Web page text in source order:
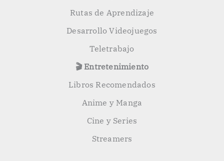
Rutas de Aprendizaje
Desarrollo Videojuegos
Teletrabajo
🎬 Entretenimiento
Libros Recomendados
Anime y Manga
Cine y Series
Streamers